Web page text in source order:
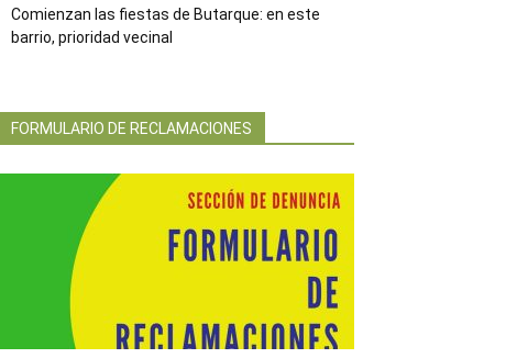
Comienzan las fiestas de Butarque: en este
barrio, prioridad vecinal
FORMULARIO DE RECLAMACIONES